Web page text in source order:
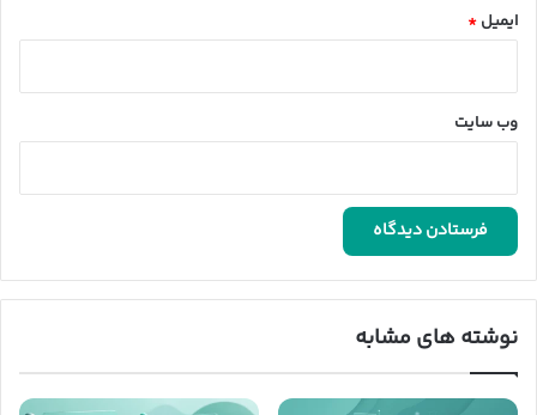
ایمیل *
وب‌ سایت
نوشته های مشابه